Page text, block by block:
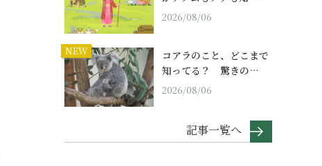
2026/08/06
NEW
コアラのこと、どこまで
知ってる？ 驚きの…
2026/08/06
記事一覧へ